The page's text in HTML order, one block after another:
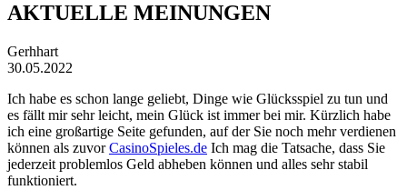
AKTUELLE MEINUNGEN
Gerhhart
30.05.2022
Ich habe es schon lange geliebt, Dinge wie Glücksspiel zu tun und
es fällt mir sehr leicht, mein Glück ist immer bei mir. Kürzlich habe
ich eine großartige Seite gefunden, auf der Sie noch mehr verdienen
können als zuvorCasinoSpieles.de Ich mag die Tatsache, dass Sie
jederzeit problemlos Geld abheben können und alles sehr stabil
funktioniert.